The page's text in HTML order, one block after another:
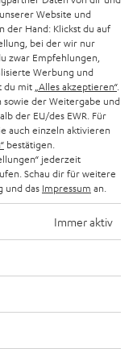
auchwasserdichte
Kopfhörer aus?
Bluetooth-Kopfhörern
Kopfhörern sind einige
Der
Bässen, Mitten und
(ANC)ist wichtig, vor
verwenden
weiterer Faktor ist der
sein, damit Du sie
Silikonadapter an die
oder sich
Der richtige
Ladung
ermöglichen, damit
-
Website und
der Hand: Klickst du auf
bei der wir nur
zwar Empfehlungen,
Werbung und
du mit „Alles akzeptieren“.
der Weitergabe und
der EU/des EWR. Für
auch einzeln aktivieren
bestätigen.
jederzeit
Schau dir für weitere
und das Impressum an.
Immer aktiv